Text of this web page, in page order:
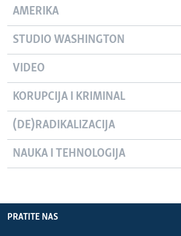
AMERIKA
STUDIO WASHINGTON
VIDEO
KORUPCIJA I KRIMINAL
(DE)RADIKALIZACIJA
NAUKA I TEHNOLOGIJA
PRATITE NAS